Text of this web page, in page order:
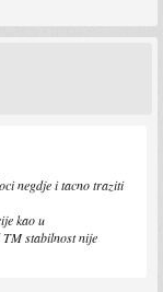
negdje i tacno traziti
kao u
stabilnost nije